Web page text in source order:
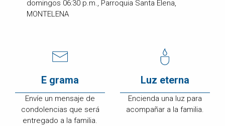
domingos 06:30 p.m., Parroquia Santa Elena,
MONTELENA
E grama
Envíe un mensaje de
condolencias que será
entregado a la familia.
Luz eterna
Encienda una luz para
acompañar a la familia.